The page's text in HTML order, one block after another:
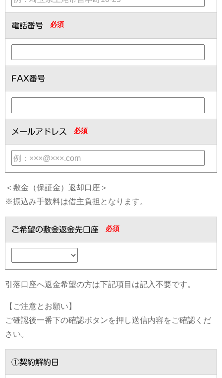
電話番号 必須
FAX番号
メールアドレス 必須
＜敷金（保証金）返却口座＞
※振込み手数料は借主負担となります。
ご希望の敷金返金先口座 必須
引落口座へ返金希望の方は下記項目は記入不要です。
【ご注意とお願い】
ご確認後一番下の確認ボタンを押し送信内容をご確認くだ
さい。
①契約解約日